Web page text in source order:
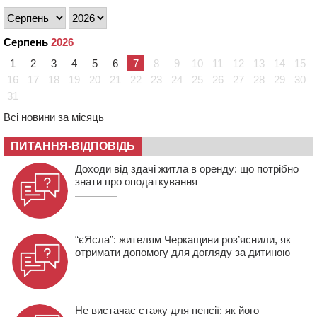
09:08 Встановити гойдалки, карусель і закупити іграшки: у
Черкасах просять покращити умови в дитсадку
08:22 “На щиті” у Чорнобаївську громаду повертається
полеглий біля Кліщіївки воїн
07:30
Понад 968 мільйонів гривень земельного податку
спортсмени тріумфували на чемпіонаті України
20:31 На Черкащині спека протримається ще день
Серпень 2026
1
2 3 4 5 6 7 8 9 10 11 12 13 14
15
16
17 18 19 20 21 22 23 24 25 26 27 28 29
30
31
Всі новини за місяць
ПИТАННЯ-ВІДПОВІДЬ
Доходи від здачі житла в оренду: що потрібно
знати про оподаткування
“єЯсла”: жителям Черкащини роз’яснили, як
отримати допомогу для догляду за дитиною
Не вистачає стажу для пенсії: як його